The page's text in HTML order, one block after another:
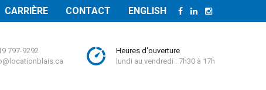
CARRIÈRE CONTACT ENGLISH
797-9292
Heures d'ouverture
lundi au vendredi : 7h30 à 17h